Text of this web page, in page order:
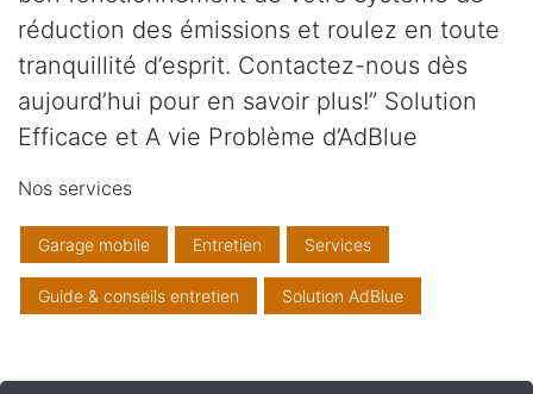
réduction des émissions et roulez en toute
tranquillité d’esprit. Contactez-nous dès
aujourd’hui pour en savoir plus!” Solution
Efficace et A vie Problème d’AdBlue
Nos services
Garage mobile Entretien Services
Guide & conseils entretien Solution AdBlue